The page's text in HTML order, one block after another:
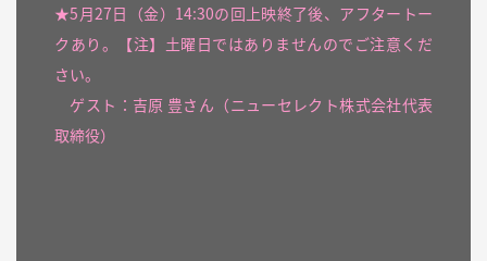
★5月27日（金）14:30の回上映終了後、アフタートー
クあり。【注】土曜日ではありませんのでご注意くだ
さい。
ゲスト：吉原 豊さん（ニューセレクト株式会社代表
取締役）